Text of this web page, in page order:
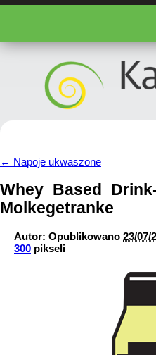
← Napoje ukwaszone
Molkegetranke
Autor: Opublikowano 23/07/
300 pikseli